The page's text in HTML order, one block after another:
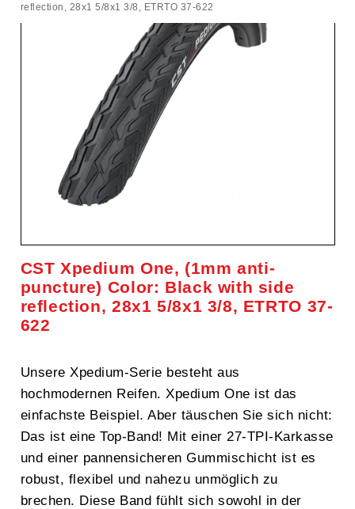
reflection, 28x1 5/8x1 3/8, ETRTO 37-622
CST Xpedium One, (1mm anti-
puncture) Color: Black with side
reflection, 28x1 5/8x1 3/8, ETRTO 37-
622
Unsere Xpedium-Serie besteht aus
hochmodernen Reifen. Xpedium One ist das
einfachste Beispiel. Aber täuschen Sie sich nicht:
Das ist eine Top-Band! Mit einer 27-TPI-Karkasse
und einer pannensicheren Gummischicht ist es
robust, flexibel und nahezu unmöglich zu
brechen. Diese Band fühlt sich sowohl in der